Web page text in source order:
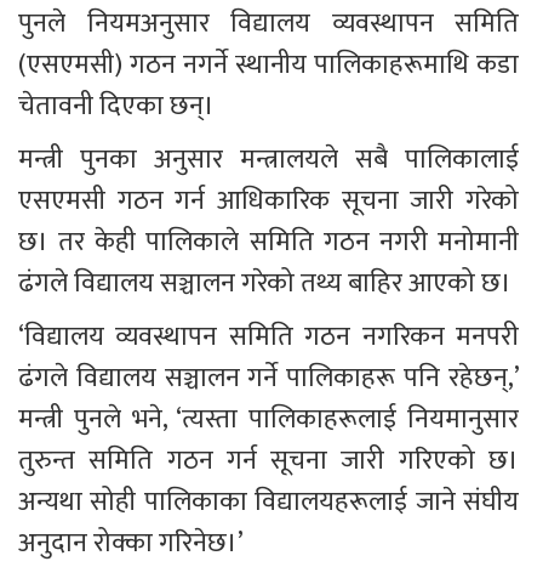
पुनले नियमअनुसार विद्यालय व्यवस्थापन समिति
(एसएमसी) गठन नगर्ने स्थानीय पालिकाहरूमाथि कडा
चेतावनी दिएका छन्।
मन्त्री पुनका अनुसार मन्त्रालयले सबै पालिकालाई
एसएमसी गठन गर्न आधिकारिक सूचना जारी गरेको
छ। तर केही पालिकाले समिति गठन नगरी मनोमानी
ढंगले विद्यालय सञ्चालन गरेको तथ्य बाहिर आएको छ।
‘विद्यालय व्यवस्थापन समिति गठन नगरिकन मनपरी
ढंगले विद्यालय सञ्चालन गर्ने पालिकाहरू पनि रहेछन्,’
मन्त्री पुनले भने, ‘त्यस्ता पालिकाहरूलाई नियमानुसार
तुरुन्त समिति गठन गर्न सूचना जारी गरिएको छ।
अन्यथा सोही पालिकाका विद्यालयहरूलाई जाने संघीय
अनुदान रोक्का गरिनेछ।’